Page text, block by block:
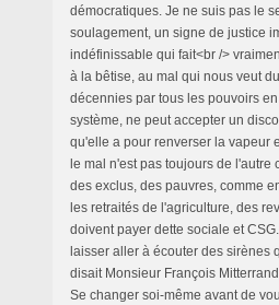
démocratiques. Je ne suis pas le
soulagement, un signe de justice
indéfinissable qui fait<br />
à la bêtise, au mal qui nous veut
décennies par tous les pouvoirs
système, ne peut accepter un
qu'elle a pour renverser la vapeur
le mal n'est pas toujours de
des exclus, des pauvres, comme
les retraités de l'agriculture, des
doivent payer dette sociale et
laisser aller à écouter des sirènes
disait Monsieur François
Se changer soi-même avant de